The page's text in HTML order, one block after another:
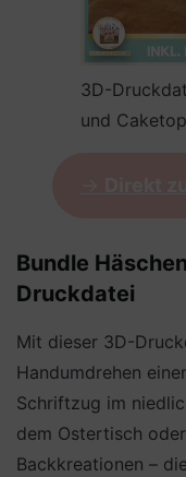
3D-
und
Bundle
Druckdatei
Mit dieser 3D-
Handumdrehen
Schriftzug im
dem Ostertisch
Backkreationen –